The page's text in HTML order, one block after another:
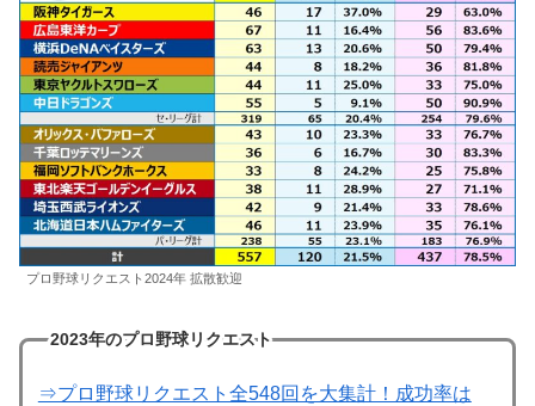
プロ野球リクエスト2024年 拡散歓迎
2023年のプロ野球リクエスト
⇒プロ野球リクエスト全548回を大集計！成功率は